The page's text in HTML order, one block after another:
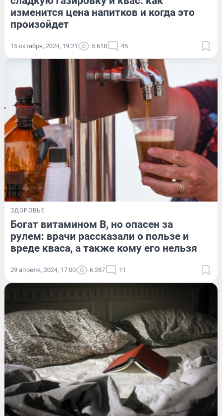
изменится цена напитков и когда это
произойдет
15 октября, 2024, 19:21 5 618 45
ЗДОРОВЬЕ
Богат витамином B, но опасен за
рулем: врачи рассказали о пользе и
вреде кваса, а также кому его нельзя
29 апреля, 2024, 17:00 6 287 11